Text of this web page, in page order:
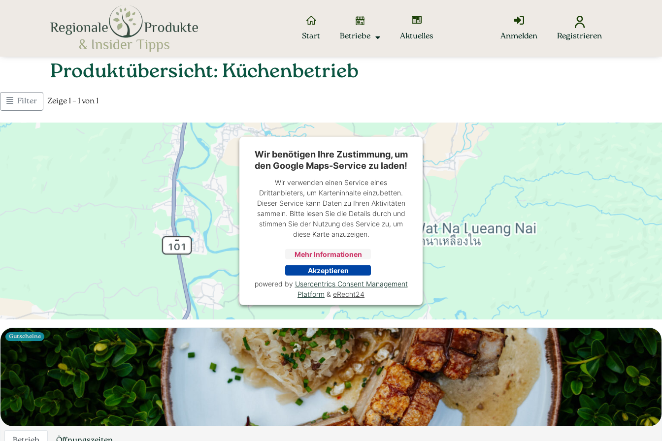
Start Betriebe Aktuelles Anmelden Registrieren
Produktübersicht: Küchenbetrieb
Filter Zeige 1 – 1 von 1
Gutscheine
Wir benötigen Ihre Zustimmung, um
den Google Maps-Service zu laden!
Wir verwenden einen Service eines
Drittanbieters, um Karteninhalte einzubetten.
Dieser Service kann Daten zu Ihren Aktivitäten
sammeln. Bitte lesen Sie die Details durch und
stimmen Sie der Nutzung des Service zu, um
diese Karte anzuzeigen.
Mehr Informationen
Akzeptieren
powered by Usercentrics Consent Management
Platform & eRecht24